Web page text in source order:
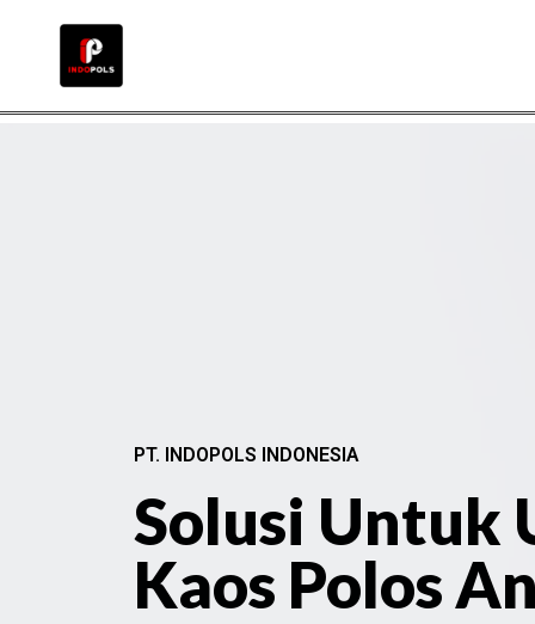
PT. INDOPOLS INDONESIA
Solusi Untuk
Kaos Polos